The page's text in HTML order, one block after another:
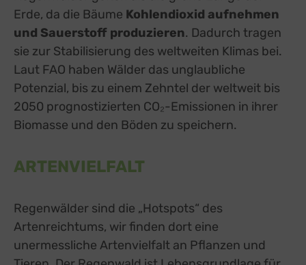
Erde, da die Bäume Kohlendioxid aufnehmen
und Sauerstoff produzieren. Dadurch tragen
sie zur Stabilisierung des weltweiten Klimas bei.
Laut FAO haben Wälder das unglaubliche
Potenzial, bis zu einem Zehntel der weltweit bis
2050 prognostizierten CO₂-Emissionen in ihrer
Biomasse und den Böden zu speichern.
ARTENVIELFALT
Regenwälder sind die „Hotspots“ des
Artenreichtums, wir finden dort eine
unermessliche Artenvielfalt an Pflanzen und